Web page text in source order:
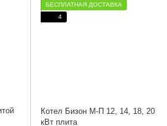
БЕСПЛАТНАЯ ДОСТАВКА
4
Котел Бизон М-П 12, 14, 18, 20
кВт плита